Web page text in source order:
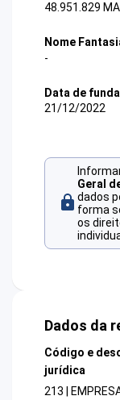
48.951.829
Nome
-
Data de
21/12/2022
Geral
dados
forma
os
Dados da
Código e
jurídica
213 |